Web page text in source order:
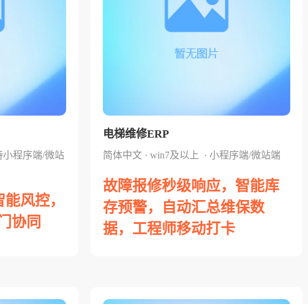
准则，潜心研发出一款别
软件
小程序端/微站
风控，
协同
电梯维修ERP
简体中文 · win7及以上 · 小程序端/微站端
故障报修秒级响应，智能库
存预警，自动汇总维保数
据，工程师移动打卡